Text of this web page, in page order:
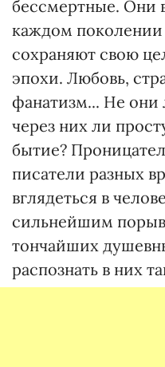
бессмертные. Они
каждом поколении
сохраняют свою
эпохи. Любовь,
фанатизм... Не они
через них ли
бытие?
писатели разных
вглядеться в
сильнейшим
тончайших
распознать в них